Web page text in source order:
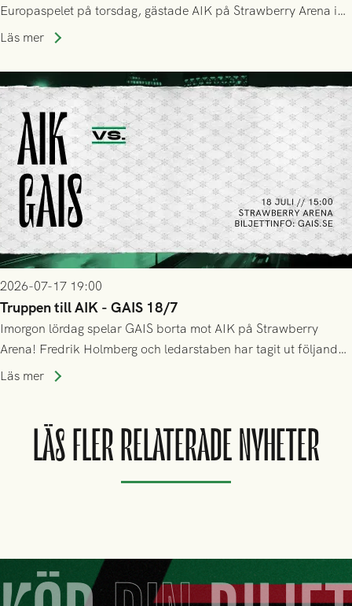
Europaspelet på torsdag, gästade AIK på Strawberry Arena i
Stockholm . Men trots konstant hotande i första halvlek av
lyckades få in 2-0.
Läs mer
2026-07-17 19:00
Truppen till AIK - GAIS 18/7
Imorgon lördag spelar GAIS borta mot AIK på Strawberry
Arena! Fredrik Holmberg och ledarstaben har tagit ut följande
trupp till matchen:
Läs mer
LÄS FLER RELATERADE NYHETER